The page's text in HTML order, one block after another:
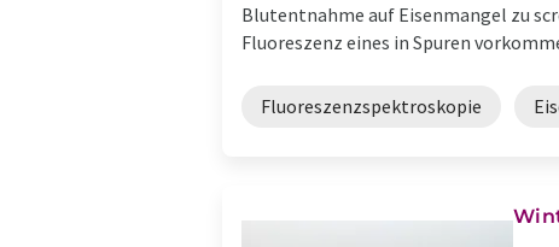
Blutentnahme auf Eisenmangel zu
Fluoreszenz eines in Spuren
Fluoreszenzspektroskopie